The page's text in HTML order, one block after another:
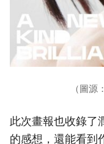
（圖源
此次畫報也收錄了
的感想，還能看到